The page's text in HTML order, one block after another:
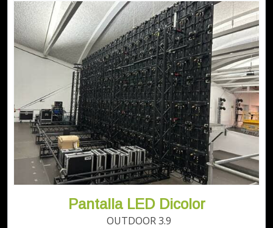
Pantalla LED Dicolor
OUTDOOR 3.9